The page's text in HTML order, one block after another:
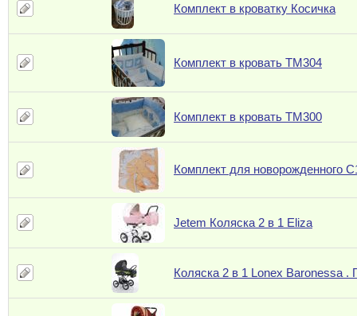
Комплект в кроватку Косичка
Комплект в кровать ТМ304
Комплект в кровать ТМ300
Комплект для новорожденного
Jetem Коляска 2 в 1 Eliza
Коляска 2 в 1 Lonex Baronessa .